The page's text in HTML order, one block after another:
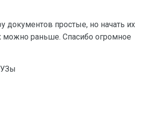
документов простые, но начать их
можно раньше. Спасибо огромное